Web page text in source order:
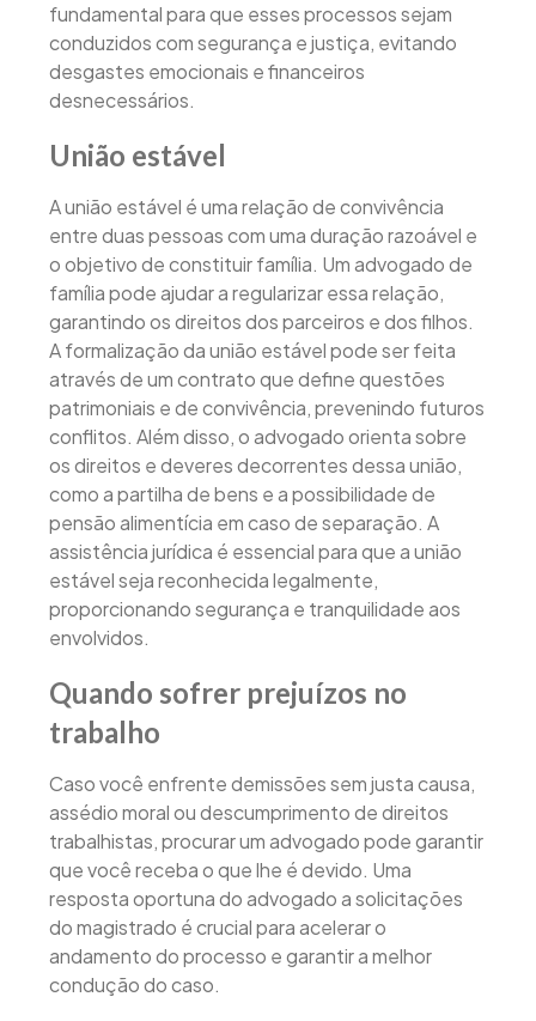
fundamental para que esses processos sejam
conduzidos com segurança e justiça, evitando
desgastes emocionais e financeiros
desnecessários.
União estável
A união estável é uma relação de convivência
entre duas pessoas com uma duração razoável e
o objetivo de constituir família. Um advogado de
família pode ajudar a regularizar essa relação,
garantindo os direitos dos parceiros e dos filhos.
A formalização da união estável pode ser feita
através de um contrato que define questões
patrimoniais e de convivência, prevenindo futuros
conflitos. Além disso, o advogado orienta sobre
os direitos e deveres decorrentes dessa união,
como a partilha de bens e a possibilidade de
pensão alimentícia em caso de separação. A
assistência jurídica é essencial para que a união
estável seja reconhecida legalmente,
proporcionando segurança e tranquilidade aos
envolvidos.
Quando sofrer prejuízos no
trabalho
Caso você enfrente demissões sem justa causa,
assédio moral ou descumprimento de direitos
trabalhistas, procurar um advogado pode garantir
que você receba o que lhe é devido. Uma
resposta oportuna do advogado a solicitações
do magistrado é crucial para acelerar o
andamento do processo e garantir a melhor
condução do caso.